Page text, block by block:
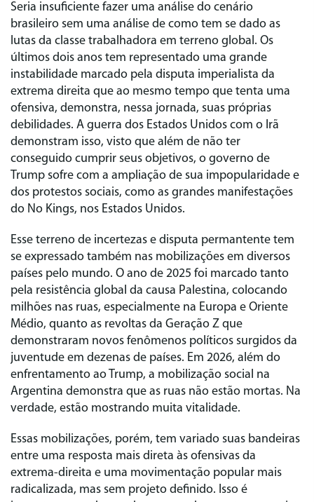
Seria insuficiente fazer uma análise do cenário
brasileiro sem uma análise de como tem se dado as
lutas da classe trabalhadora em terreno global. Os
últimos dois anos tem representado uma grande
instabilidade marcado pela disputa imperialista da
extrema direita que ao mesmo tempo que tenta uma
ofensiva, demonstra, nessa jornada, suas próprias
debilidades. A guerra dos Estados Unidos com o Irã
demonstram isso, visto que além de não ter
conseguido cumprir seus objetivos, o governo de
Trump sofre com a ampliação de sua impopularidade e
dos protestos sociais, como as grandes manifestações
do No Kings, nos Estados Unidos.
Esse terreno de incertezas e disputa permantente tem
se expressado também nas mobilizações em diversos
países pelo mundo. O ano de 2025 foi marcado tanto
pela resistência global da causa Palestina, colocando
milhões nas ruas, especialmente na Europa e Oriente
Médio, quanto as revoltas da Geração Z que
demonstraram novos fenômenos políticos surgidos da
juventude em dezenas de países. Em 2026, além do
enfrentamento ao Trump, a mobilização social na
Argentina demonstra que as ruas não estão mortas. Na
verdade, estão mostrando muita vitalidade.
Essas mobilizações, porém, tem variado suas bandeiras
entre uma resposta mais direta às ofensivas da
extrema-direita e uma movimentação popular mais
radicalizada, mas sem projeto definido. Isso é